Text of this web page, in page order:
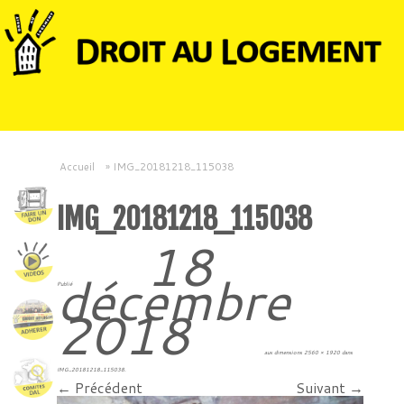
Accueil » IMG_20181218_115038
IMG_20181218_115038
Publié 18
décembre
2018 aux dimensions 2560 × 1920 dans
IMG_20181218_115038.
← Précédent Suivant →